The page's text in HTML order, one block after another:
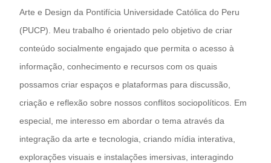
Arte e Design da Pontifícia Universidade Católica do Peru
(PUCP). Meu trabalho é orientado pelo objetivo de criar
conteúdo socialmente engajado que permita o acesso à
informação, conhecimento e recursos com os quais
possamos criar espaços e plataformas para discussão,
criação e reflexão sobre nossos conflitos sociopolíticos. Em
especial, me interesso em abordar o tema através da
integração da arte e tecnologia, criando mídia interativa,
explorações visuais e instalações imersivas, interagindo